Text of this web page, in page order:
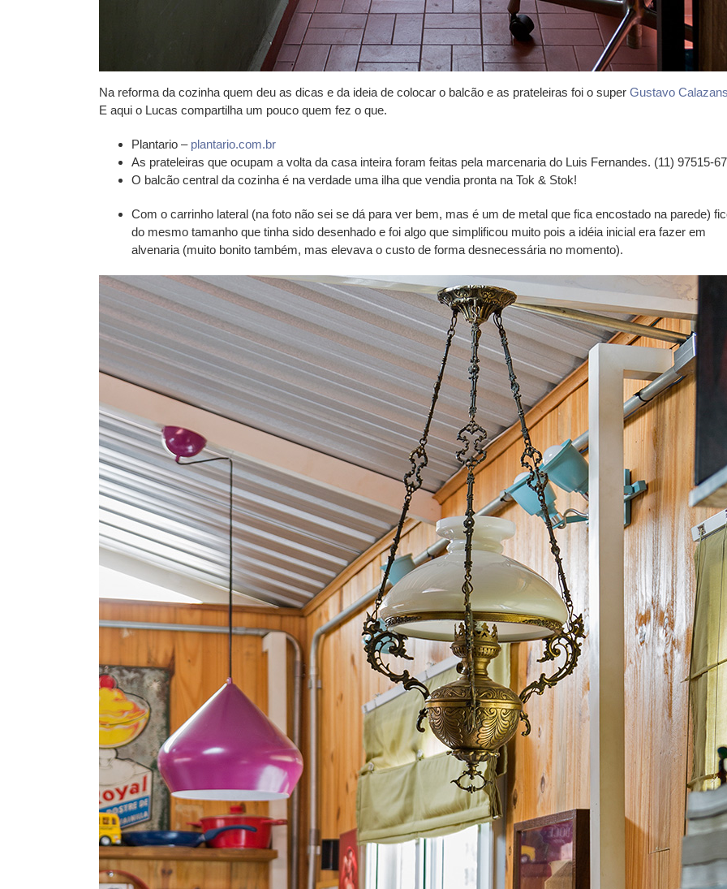
Na reforma da cozinha quem deu as dicas e da ideia de colocar o balcão e as prateleiras foi o super Gustavo
E aqui o Lucas compartilha um pouco quem fez o que.
Plantario – plantario.com.br
As prateleiras que ocupam a volta da casa inteira foram feitas pela marcenaria do Luis Fernandes. (11) 97515-
O balcão central da cozinha é na verdade uma ilha que vendia pronta na Tok & Stok!
Com o carrinho lateral (na foto não sei se dá para ver bem, mas é um de metal que fica encostado na parede)
do mesmo tamanho que tinha sido desenhado e foi algo que simplificou muito pois a idéia inicial era fazer em
alvenaria (muito bonito também, mas elevava o custo de forma desnecessária no momento).